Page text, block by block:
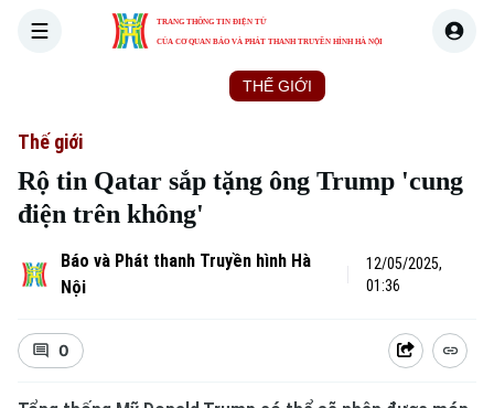
TRANG THÔNG TIN ĐIỆN TỬ
CỦA CƠ QUAN BÁO VÀ PHÁT THANH TRUYỀN HÌNH HÀ NỘI
THẾ GIỚI
Thế giới
Rộ tin Qatar sắp tặng ông Trump 'cung
điện trên không'
Báo và Phát thanh Truyền hình Hà
Nội
12/05/2025,
01:36
0